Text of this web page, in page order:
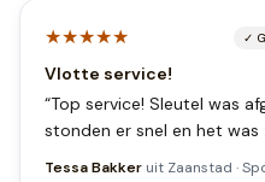
★★★★★ ✓
Vlotte service!
“Top service! Sleutel was
stonden er snel en het was
Tessa Bakker uit Zaanstad ·